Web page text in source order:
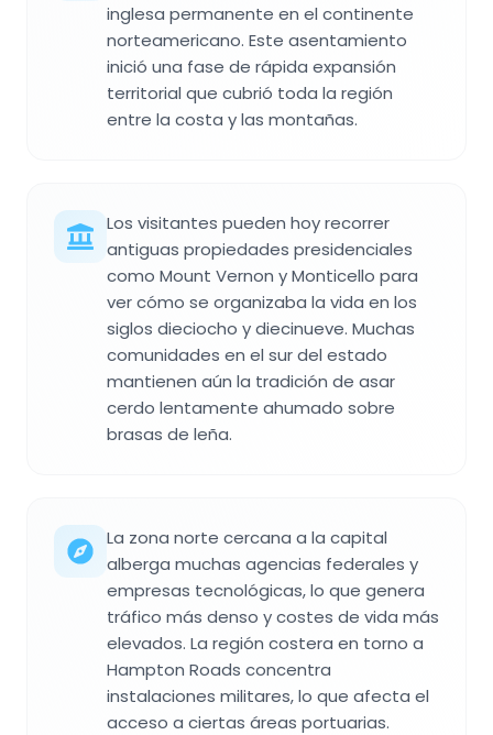
inglesa permanente en el continente
norteamericano. Este asentamiento
inició una fase de rápida expansión
territorial que cubrió toda la región
entre la costa y las montañas.
Los visitantes pueden hoy recorrer
antiguas propiedades presidenciales
como Mount Vernon y Monticello para
ver cómo se organizaba la vida en los
siglos dieciocho y diecinueve. Muchas
comunidades en el sur del estado
mantienen aún la tradición de asar
cerdo lentamente ahumado sobre
brasas de leña.
La zona norte cercana a la capital
alberga muchas agencias federales y
empresas tecnológicas, lo que genera
tráfico más denso y costes de vida más
elevados. La región costera en torno a
Hampton Roads concentra
instalaciones militares, lo que afecta el
acceso a ciertas áreas portuarias.